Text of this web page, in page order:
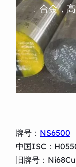
合金，
牌号： NS6500
中国ISC：
旧牌号：